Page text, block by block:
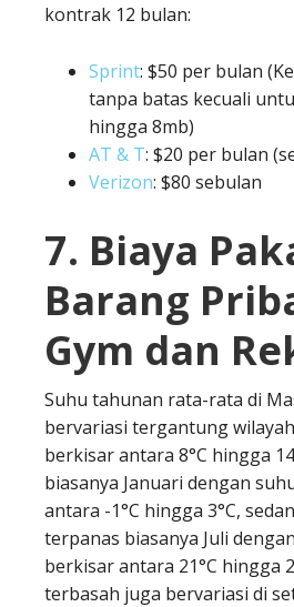
kontrak 12 bulan:
Sprint: $50 per bulan
tanpa batas kecuali
hingga 8mb)
AT & T: $20 per bulan
Verizon: $80 sebulan
7. Biaya
Barang
Gym dan
Suhu tahunan rata-rata di
bervariasi tergantung
berkisar antara 8°C hingga
biasanya Januari dengan
antara -1°C hingga 3°C,
terpanas biasanya Juli
berkisar antara 21°C hingga
terbasah juga bervariasi di